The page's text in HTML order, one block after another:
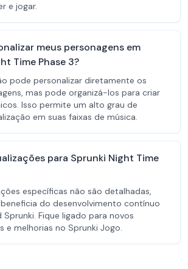
e jogar.
meus personagens em
Time Phase 3?
pode personalizar diretamente os
mas pode organizá-los para criar
Isso permite um alto grau de
em suas faixas de música.
para Sprunki Night Time
específicas não são detalhadas,
do desenvolvimento contínuo
Fique ligado para novos
e melhorias no Sprunki Jogo.